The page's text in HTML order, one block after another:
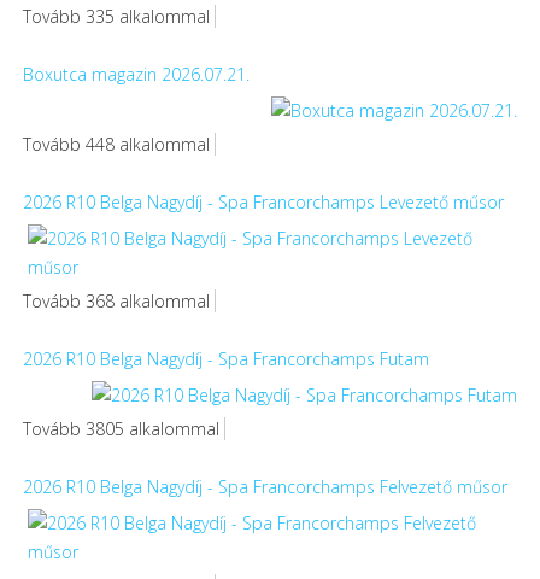
Tovább 335 alkalommal
Boxutca magazin 2026.07.21.
Tovább 448 alkalommal
2026 R10 Belga Nagydíj - Spa Francorchamps Levezető műsor
Tovább 368 alkalommal
2026 R10 Belga Nagydíj - Spa Francorchamps Futam
Tovább 3805 alkalommal
2026 R10 Belga Nagydíj - Spa Francorchamps Felvezető műsor